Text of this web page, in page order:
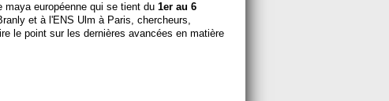
maya européenne qui se tient du 1er au 6
et à l'ENS Ulm à Paris, chercheurs,
le point sur les dernières avancées en matière